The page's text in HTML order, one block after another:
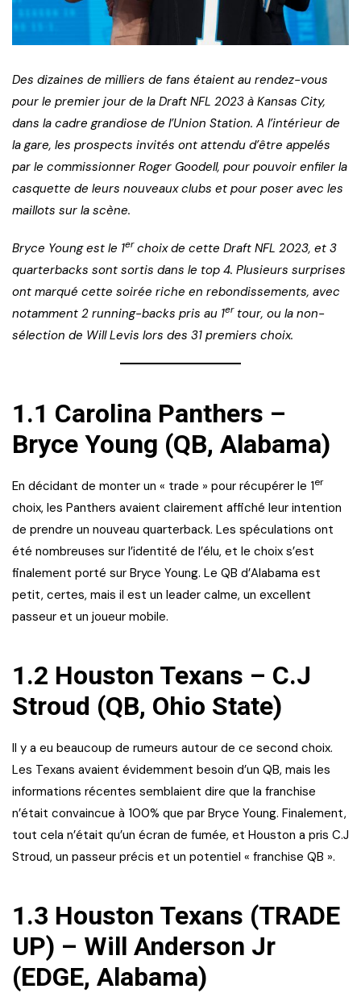
Des dizaines de milliers de fans étaient au rendez-vous
pour le premier jour de la Draft NFL 2023 à Kansas City,
dans la cadre grandiose de l’Union Station. A l’intérieur de
la gare, les prospects invités ont attendu d’être appelés
par le commissionner Roger Goodell, pour pouvoir enfiler la
casquette de leurs nouveaux clubs et pour poser avec les
maillots sur la scène.
Bryce Young est le 1erchoix de cette Draft NFL 2023, et 3
quarterbacks sont sortis dans le top 4. Plusieurs surprises
ont marqué cette soirée riche en rebondissements, avec
notamment 2 running-backs pris au 1ertour, ou la non-
sélection de Will Levis lors des 31 premiers choix.
1.1 Carolina Panthers –
Bryce Young (QB, Alabama)
En décidant de monter un « trade » pour récupérer le 1er
choix, les Panthers avaient clairement affiché leur intention
de prendre un nouveau quarterback. Les spéculations ont
été nombreuses sur l’identité de l’élu, et le choix s’est
finalement porté sur Bryce Young. Le QB d’Alabama est
petit, certes, mais il est un leader calme, un excellent
passeur et un joueur mobile.
1.2 Houston Texans – C.J
Stroud (QB, Ohio State)
Il y a eu beaucoup de rumeurs autour de ce second choix.
Les Texans avaient évidemment besoin d’un QB, mais les
informations récentes semblaient dire que la franchise
n’était convaincue à 100% que par Bryce Young. Finalement,
tout cela n’était qu’un écran de fumée, et Houston a pris C.J
Stroud, un passeur précis et un potentiel « franchise QB ».
1.3 Houston Texans (TRADE
UP) – Will Anderson Jr
(EDGE, Alabama)